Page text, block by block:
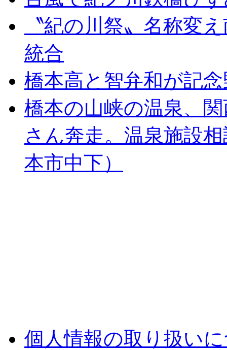
〝紀の川祭〟名称変
統合
橋本高と智弁和が記
橋本の山峡の温泉、
さん奔走。温泉施設
本市中下）
個人情報の取り扱い